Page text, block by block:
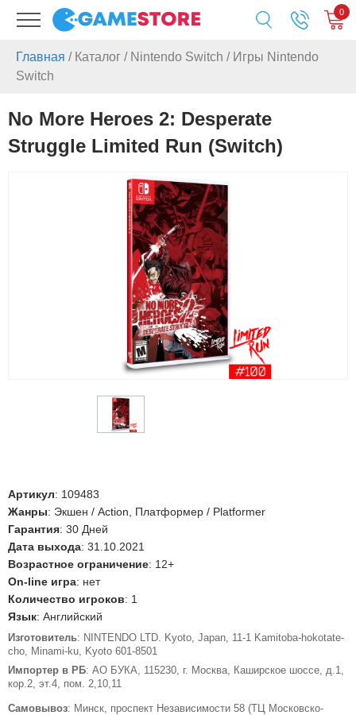
0
Главная / Каталог / Nintendo Switch / Игры Nintendo
Switch
No More Heroes 2: Desperate
Struggle Limited Run (Switch)
Артикул: 109483
Жанры: Экшен / Action, Платформер / Platformer
Гарантия: 30 Дней
Дата выхода: 31.10.2021
Возрастное ограничение: 12+
On-line игра: нет
Количество игроков: 1
Язык: Английский
Изготовитель: NINTENDO LTD. Kyoto, Japan, 11-1 Kamitoba-hokotate-
cho, Minami-ku, Kyoto 601-8501
Импортер в РБ: АО БУКА, 115230, г. Москва, Каширское шоссе, д.1,
кор.2, эт.4, пом. 2,10,11
Самовывоз: Минск, проспект Независимости 58 (ТЦ Московско-